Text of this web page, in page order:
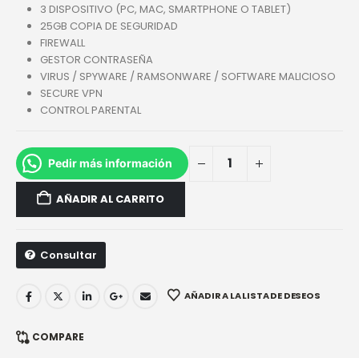
3 DISPOSITIVO (PC, MAC, SMARTPHONE O TABLET)
25GB COPIA DE SEGURIDAD
FIREWALL
GESTOR CONTRASEÑA
VIRUS / SPYWARE / RAMSONWARE / SOFTWARE MALICIOSO
SECURE VPN
CONTROL PARENTAL
Pedir más información
AÑADIR AL CARRITO
Consultar
AÑADIR A LA LISTA DE DESEOS
COMPARE